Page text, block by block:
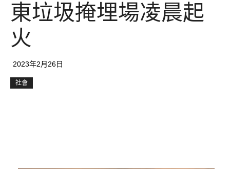
東垃圾掩埋場凌晨起
火
2023年2月26日
社會